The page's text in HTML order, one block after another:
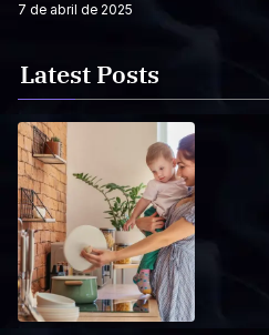
7 de abril de 2025
Latest Posts